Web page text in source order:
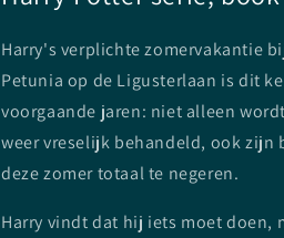
Harry's verplichte zomervakantie
Petunia op de Ligusterlaan is dit
voorgaande jaren: niet alleen
weer vreselijk behandeld, ook zijn
deze zomer totaal te negeren.
Harry vindt dat hij iets moet doen,